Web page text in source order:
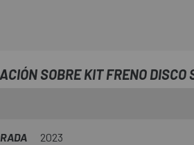
SOBRE KIT FRENO
2023